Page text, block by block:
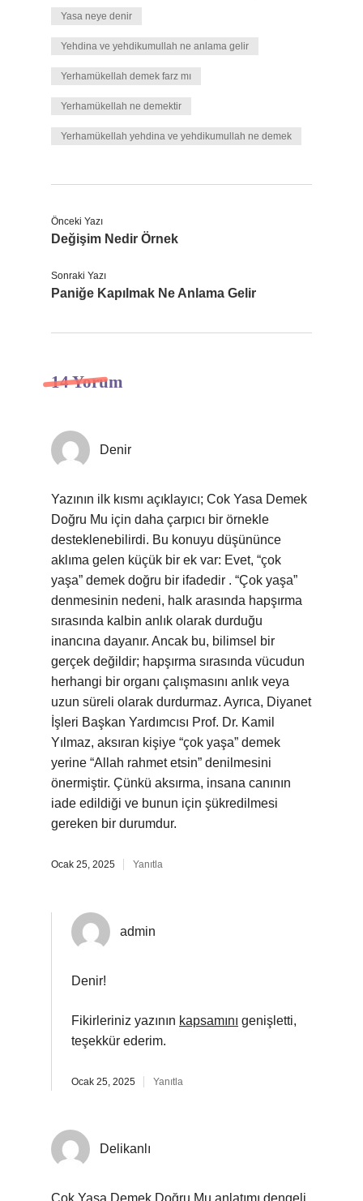
Yasa neye denir
Yehdina ve yehdikumullah ne anlama gelir
Yerhamükellah demek farz mı
Yerhamükellah ne demektir
Yerhamükellah yehdina ve yehdikumullah ne demek
Önceki Yazı
Değişim Nedir Örnek
Sonraki Yazı
Paniğe Kapılmak Ne Anlama Gelir
14 Yorum
Denir
Yazının ilk kısmı açıklayıcı; Cok Yasa Demek
Doğru Mu için daha çarpıcı bir örnekle
desteklenebilirdi. Bu konuyu düşününce
aklıma gelen küçük bir ek var: Evet, “çok
yaşa” demek doğru bir ifadedir . “Çok yaşa”
denmesinin nedeni, halk arasında hapşırma
sırasında kalbin anlık olarak durduğu
inancına dayanır. Ancak bu, bilimsel bir
gerçek değildir; hapşırma sırasında vücudun
herhangi bir organı çalışmasını anlık veya
uzun süreli olarak durdurmaz. Ayrıca, Diyanet
İşleri Başkan Yardımcısı Prof. Dr. Kamil
Yılmaz, aksıran kişiye “çok yaşa” demek
yerine “Allah rahmet etsin” denilmesini
önermiştir. Çünkü aksırma, insana canının
iade edildiği ve bunun için şükredilmesi
gereken bir durumdur.
Ocak 25, 2025 Yanıtla
admin
Denir!
Fikirleriniz yazının kapsamını genişletti,
teşekkür ederim.
Ocak 25, 2025 Yanıtla
Delikanlı
Cok Yasa Demek Doğru Mu anlatımı dengeli,